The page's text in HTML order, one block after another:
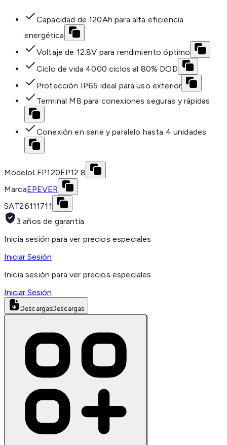
Capacidad de 120Ah para alta eficiencia
energética
Voltaje de 12.8V para rendimiento óptimo
Ciclo de vida 4000 ciclos al 80% DOD
Protección IP65 ideal para uso exterior
Terminal M8 para conexiones seguras y rápidas
Conexión en serie y paralelo hasta 4 unidades
ModeloLFP120EP12.8
MarcaEPEVER
SAT26111711
3 años de garantía
Inicia sesión para ver precios especiales
Iniciar Sesión
Inicia sesión para ver precios especiales
Iniciar Sesión
DescargasDescargas